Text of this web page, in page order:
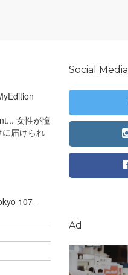
女性が憧
届けられ
107-
Social Media
Ad